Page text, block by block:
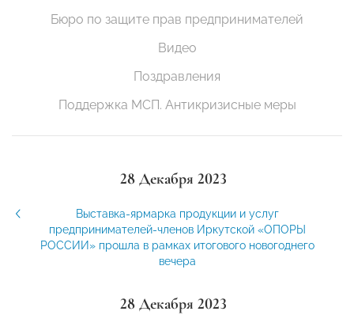
Бюро по защите прав предпринимателей
Видео
Поздравления
Поддержка МСП. Антикризисные меры
28 Декабря 2023
Выставка-ярмарка продукции и услуг
предпринимателей-членов Иркутской «ОПОРЫ
РОССИИ» прошла в рамках итогового новогоднего
вечера
28 Декабря 2023